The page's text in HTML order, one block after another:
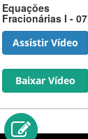
Equações
Fracionárias I - 07
Assistir Vídeo
Baixar Vídeo